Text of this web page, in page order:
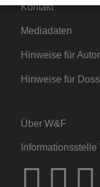
Kontakt
Mediadaten
Hinweise für
Hinweise für
Über W&F